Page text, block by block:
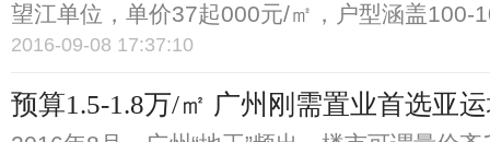
望江单位，单价37起000元/㎡，户型涵盖100-
2016-09-08 17:37:10
预算1.5-1.8万/㎡ 广州刚需置业首选亚